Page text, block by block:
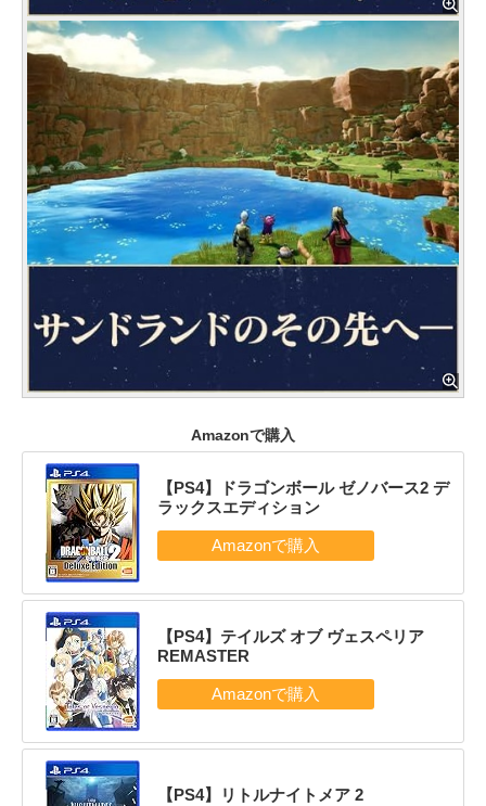
Amazonで購入
【PS4】ドラゴンボール ゼノバース2 デ
ラックスエディション
【PS4】テイルズ オブ ヴェスペリア
REMASTER
【PS4】リトルナイトメア 2